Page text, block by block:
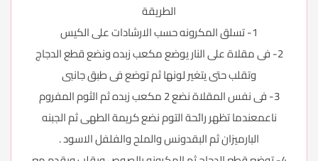
الطريقة
1- تسلق المكرونه حسب الارشادات على الكيس
2- فى مقلاة على النار يوضع مكعب زبده ونضع قطع الدجاج
وتقلب حتى يتغير لونها ثم توضع فى طبق جانبى
3- فى نفس المقلاة نضع 2 مكعب زبده ثم الثوم المفروم
ناعمعندما تظهر رائحة التوم نضع كريمة الطهى ثم الجبنه
البارميزان ثم البقدونس والملح والفلفل الاسود .